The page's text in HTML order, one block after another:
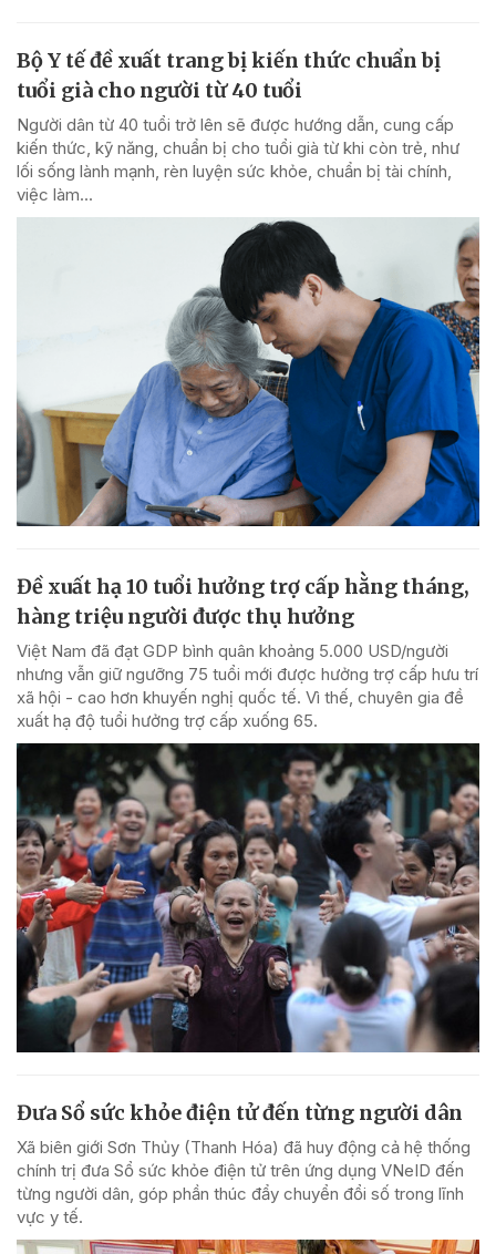
Bộ Y tế đề xuất trang bị kiến thức chuẩn bị
tuổi già cho người từ 40 tuổi
Người dân từ 40 tuổi trở lên sẽ được hướng dẫn, cung cấp
kiến thức, kỹ năng, chuẩn bị cho tuổi già từ khi còn trẻ, như
lối sống lành mạnh, rèn luyện sức khỏe, chuẩn bị tài chính,
việc làm...
Đề xuất hạ 10 tuổi hưởng trợ cấp hằng tháng,
hàng triệu người được thụ hưởng
Việt Nam đã đạt GDP bình quân khoảng 5.000 USD/người
nhưng vẫn giữ ngưỡng 75 tuổi mới được hưởng trợ cấp hưu trí
xã hội - cao hơn khuyến nghị quốc tế. Vì thế, chuyên gia đề
xuất hạ độ tuổi hưởng trợ cấp xuống 65.
Đưa Sổ sức khỏe điện tử đến từng người dân
Xã biên giới Sơn Thủy (Thanh Hóa) đã huy động cả hệ thống
chính trị đưa Sổ sức khỏe điện tử trên ứng dụng VNeID đến
từng người dân, góp phần thúc đẩy chuyển đổi số trong lĩnh
vực y tế.